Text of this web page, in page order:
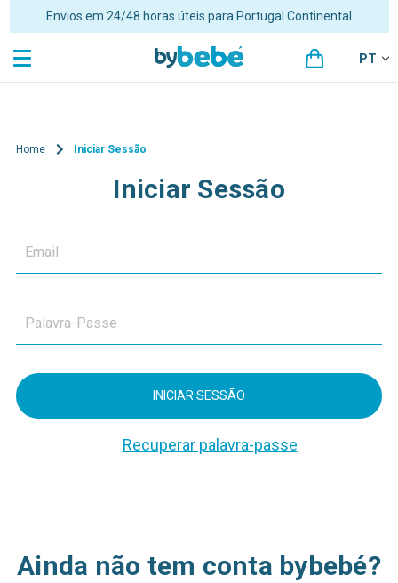
Envios em 24/48 horas úteis para Portugal Continental
PT
Home Iniciar Sessão
Iniciar Sessão
Recuperar palavra-passe
Ainda não tem conta bybebé?